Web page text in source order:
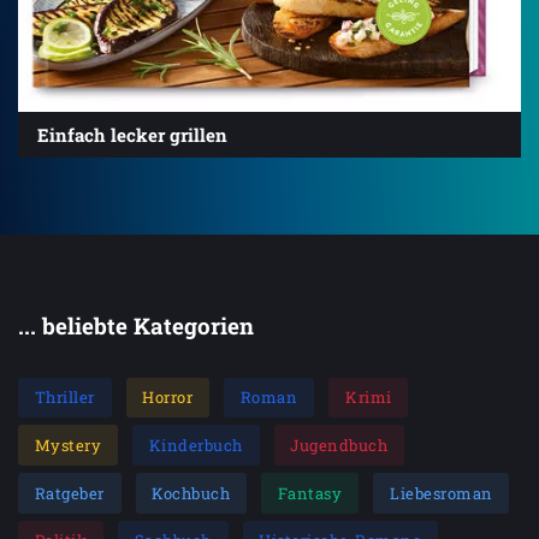
Einfach lecker grillen
... beliebte Kategorien
Thriller Horror Roman Krimi
Mystery Kinderbuch Jugendbuch
Ratgeber Kochbuch Fantasy Liebesroman